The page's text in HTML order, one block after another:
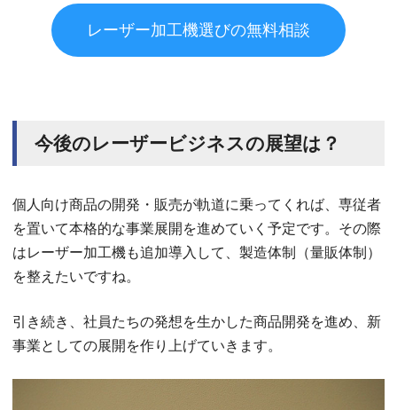
レーザー加工機選びの無料相談
今後のレーザービジネスの展望は？
個人向け商品の開発・販売が軌道に乗ってくれば、専従者
を置いて本格的な事業展開を進めていく予定です。その際
はレーザー加工機も追加導入して、製造体制（量販体制）
を整えたいですね。
引き続き、社員たちの発想を生かした商品開発を進め、新
事業としての展開を作り上げていきます。